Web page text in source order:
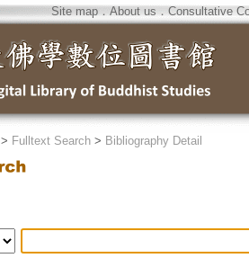
Site map．About us ． Consultative
> Fulltext Search > Bibliography Detail